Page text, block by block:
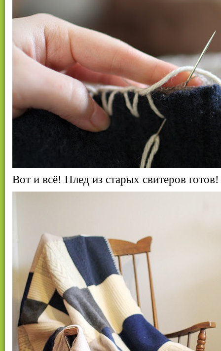
Вот и всё! Плед из старых свитеров готов!